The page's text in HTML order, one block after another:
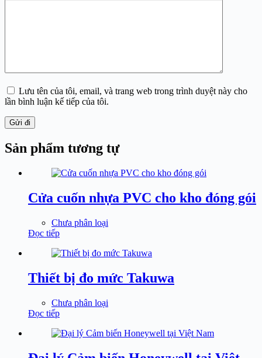
Lưu tên của tôi, email, và trang web trong trình duyệt này cho
lần bình luận kế tiếp của tôi.
Gửi đi
Sản phẩm tương tự
Cửa cuốn nhựa PVC cho kho đóng gói
Chưa phân loại
Đọc tiếp
Thiết bị đo mức Takuwa
Chưa phân loại
Đọc tiếp